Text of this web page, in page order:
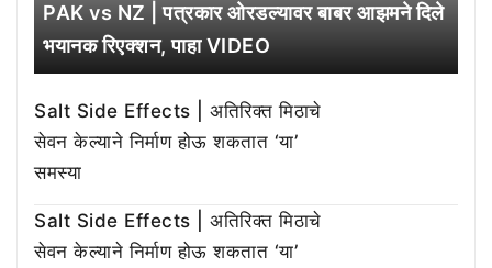
PAK vs NZ | पत्रकार ओरडल्यावर बाबर आझमने दिले
भयानक रिएक्शन, पाहा VIDEO
Salt Side Effects | अतिरिक्त मिठाचे
सेवन केल्याने निर्माण होऊ शकतात ‘या’
समस्या
Salt Side Effects | अतिरिक्त मिठाचे
सेवन केल्याने निर्माण होऊ शकतात ‘या’